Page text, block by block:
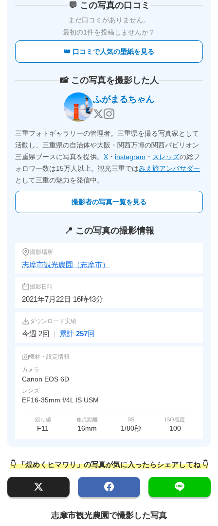
💬 この写真の口コミ
まだ口コミがありません。
最初の1件を投稿しませんか？
👑 口コミで人気の壁紙を見る
📸 この写真を撮影した人
ふがまるちゃん
三重フォトギャラリーの管理者。三重県を撮る写真家として
活動し、三重県の自治体や大阪・関西万博の関西パビリオン
三重県ブースに写真を提供。 X ・ instagram ・ スレッズの総フ
ォロワー数は15万人以上。観光三重ではみえ旅アンバサダー
として三重の魅力を発信中。
撮影者の写真一覧を見る
📍 この写真の撮影情報
撮影場所
志摩市観光農園（志摩市）
撮影日時
2021年7月22日 16時43分
ダウンロード実績
今週 2回 | 累計 257回
機材・設定情報
カメラ
Canon EOS 6D
レンズ
EF16-35mm f/4L IS USM
絞り値
F11
焦点距離
16mm
SS
1/80秒
ISO感度
100
👇 「煌めくヒマワリ」の写真が気に入ったらシェアしてね 👇
志摩市観光農園で撮影した写真